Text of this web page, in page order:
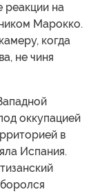
реакции на
Марокко.
когда
не чиня
оккупацией
в
Испания.